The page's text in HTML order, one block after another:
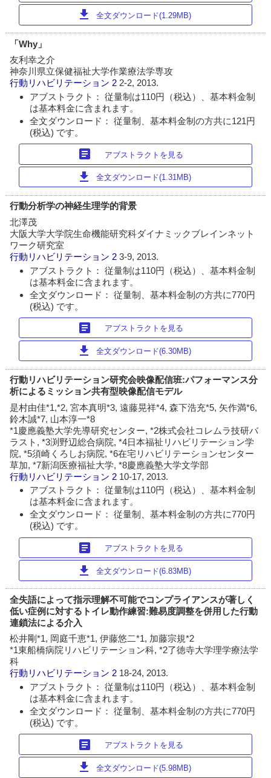
download 全文ダウンロード(1.29MB)
「Why」
友利幸之介
神奈川県立保健福祉大学作業療法学専攻
行動リハビリテーション 2 2-2, 2013.
アブストラクト： 従量制は110円（税込）、基本料金制
は基本料金に含まれます。
全文ダウンロード： 従量制、基本料金制の方共に121円
(税込) です。
article アブストラクトを見る
download 全文ダウンロード(1.31MB)
行動分析学の神経生理学的背景
北澤茂
大阪大学大学院生命機能研究科ダイナミックブレインネット
ワーク研究室
行動リハビリテーション 23-9, 2013.
アブストラクト： 従量制は110円（税込）、基本料金制
は基本料金に含まれます。
全文ダウンロード： 従量制、基本料金制の方共に770円
(税込) です。
article アブストラクトを見る
download 全文ダウンロード(6.30MB)
行動リハビリテーション研究会映像配信班:パフォーマンス分
析によるミッション共有型映像配信モデル
是村由佳*1,*2, 宮本真明*3, 遠藤晃祥*4, 森下浩充*5, 矢作満*6,
鈴木誠*7, 山本淳一*8
*1慶應義塾大学先導研究センター, *2株式会社コレムラ技研バ
ラスト, *3渕野辺総合病院, *4日本福祉リハビリテーション学
院, *5須崎くろしお病院, *6在宅リハビリテーションセンター
草加, *7新潟医療福祉大学, *8慶應義塾大学文学部
行動リハビリテーション 2 10-17, 2013.
アブストラクト： 従量制は110円（税込）、基本料金制
は基本料金に含まれます。
全文ダウンロード： 従量制、基本料金制の方共に770円
(税込) です。
article アブストラクトを見る
download 全文ダウンロード(6.83MB)
全失語によって指示理解不可能でコンプライアンスが著しく
低い症例に対するトイレ動作練習:難易度調整を併用した行動
連鎖法による介入
松井剛*1, 岡庭千恵*1, 伊藤悠二*1, 加藤宗規*2
*1東船橋病院リハビリテーション科, *2了徳寺大学理学療法学
科
行動リハビリテーション 2 18-24, 2013.
アブストラクト： 従量制は110円（税込）、基本料金制
は基本料金に含まれます。
全文ダウンロード： 従量制、基本料金制の方共に770円
(税込) です。
article アブストラクトを見る
download 全文ダウンロード(5.98MB)